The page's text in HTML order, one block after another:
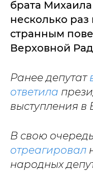
брата
несколько
странным
Верховной
Ранее депутат
ответила
выступления в
В свою
отреагировал
народных